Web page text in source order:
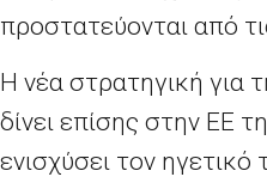
προστατεύονται από
Η νέα στρατηγική για
δίνει επίσης στην ΕΕ
ενισχύσει τον